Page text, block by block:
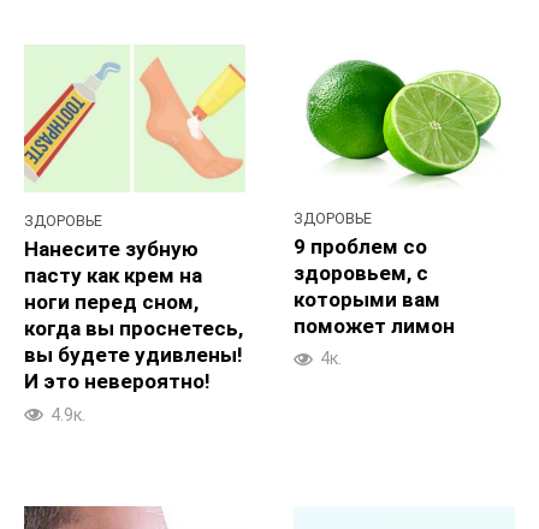
ЗДОРОВЬЕ
Нанесите зубную
пасту как крем на
ноги перед сном,
когда вы проснетесь,
вы будете удивлены!
И это невероятно!
4.9к.
ЗДОРОВЬЕ
9 проблем со
здоровьем, с
которыми вам
поможет лимон
4к.